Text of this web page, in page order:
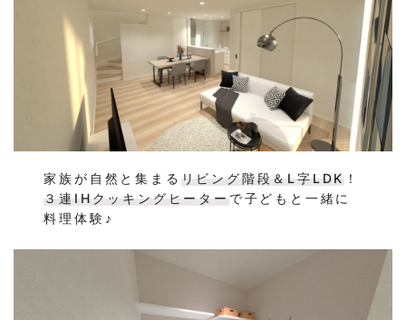
家族が自然と集まる リビング階段＆L字LDK ！
３連IHクッキングヒーターで子どもと一緒に
料理体験♪